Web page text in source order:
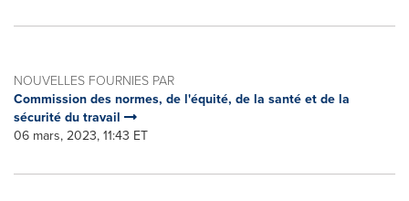
NOUVELLES FOURNIES PAR
Commission des normes, de l'équité, de la santé et de la
sécurité du travail
06 mars, 2023, 11:43 ET